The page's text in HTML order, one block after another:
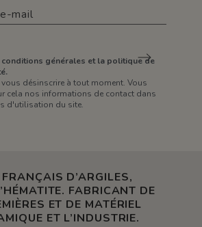
conditions générales et la politique de
désinscrire à tout moment. Vous
cela nos informations de contact dans
d'utilisation du site.
D’ARGILES,
FABRICANT DE
ET DE MATÉRIEL
ET L’INDUSTRIE.